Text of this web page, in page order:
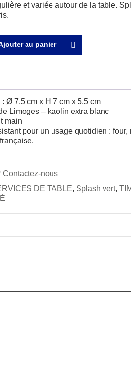
et variée autour de la table.
au panier
: Ø 7,5 cm x H 7 cm x 5,5 cm
Limoges – kaolin extra blanc
main
pour un usage quotidien :
Contactez-nous
DE TABLE, Splash vert,